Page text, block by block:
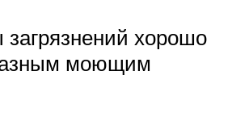
хорошо
моющим